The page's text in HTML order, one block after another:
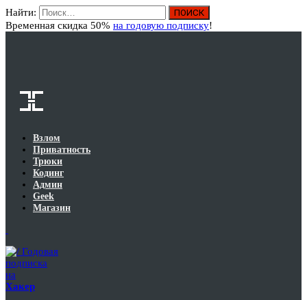
Найти:
Временная скидка 50% на годовую подписку!
Взлом
Приватность
Трюки
Кодинг
Админ
Geek
Магазин
Годовая
подписка
на
Хакер